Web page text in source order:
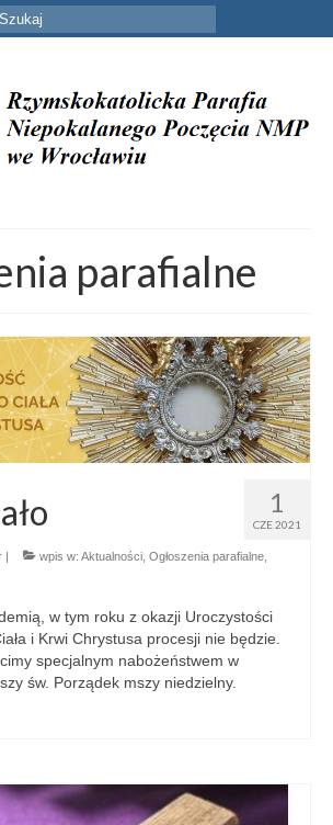
parafialne
1
CZE 2021
| wpis w: Aktualności Ogłoszenia parafialne
w tym roku z okazji Uroczystości
i Krwi Chrystusa procesji nie będzie.
specjalnym nabożeństwem w
św. Porządek mszy niedzielny.